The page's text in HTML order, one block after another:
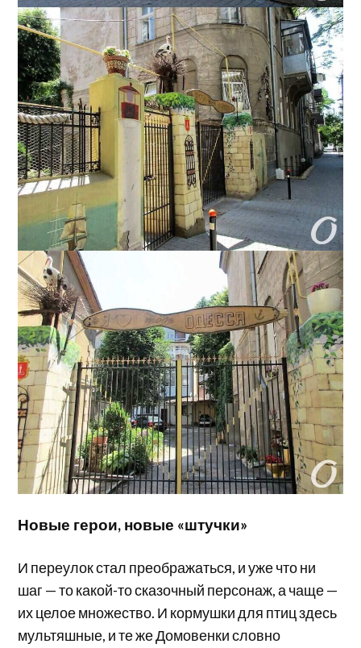
Новые герои, новые «штучки»
И переулок стал преображаться, и уже что ни
шаг — то какой-то сказочный персонаж, а чаще —
их целое множество. И кормушки для птиц здесь
мультяшные, и те же Домовенки словно